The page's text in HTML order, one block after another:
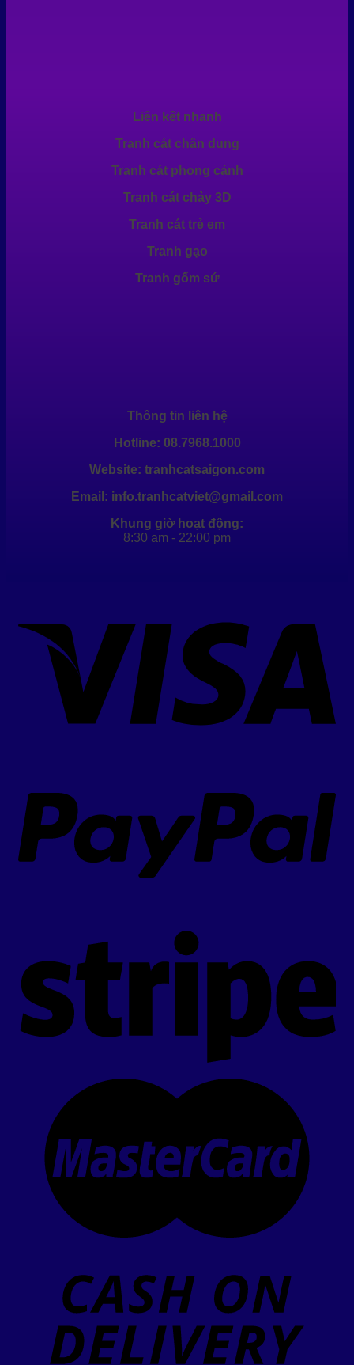
Liên kết nhanh
Tranh cát chân dung
Tranh cát phong cảnh
Tranh cát chảy 3D
Tranh cát trẻ em
Tranh gạo
Tranh gốm sứ
Thông tin liên hệ
Hotline: 08.7968.1000
Website: tranhcatsaigon.com
Email: info.tranhcatviet@gmail.com
Khung giờ hoạt động:
8:30 am - 22:00 pm